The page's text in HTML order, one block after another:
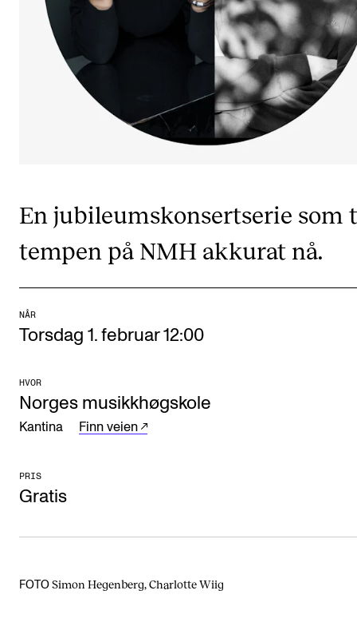
CREMAH
NordART
Prosjekter
Publikasjoner
Internasjonal strategi
Nettverk
Arrangementer og konserter
Nyheter og historier
Ledige stillinger
INFO
Finn ansatte
En jubileumskonsertserie som
tempen på NMH akkurat nå.
NÅR
Torsdag 1. februar 12:00
HVOR
Norges musikkhøgskole
Kantina Finn veien
PRIS
Gratis
FOTO Simon Hegenberg, Charlotte Wiig